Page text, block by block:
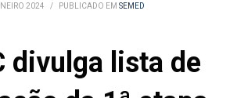
2024 / PUBLICADO EM SEMED
divulga lista de